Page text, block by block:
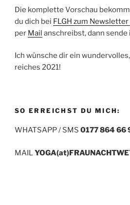
Die komplette Vorschau
du dich bei FLGH zum Newsletter
per Mail anschreibst, dann sende
Ich wünsche dir ein
reiches 2021!
SO ERREICHST DU MICH:
WHATSAPP / SMS 0177 864 66
MAIL